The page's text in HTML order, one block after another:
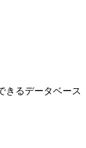
きるデータベース